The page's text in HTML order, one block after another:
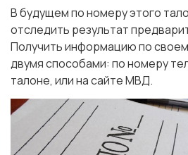
В будущем по номеру этого
отследить результат
Получить информацию по
двумя способами: по номеру
талоне, или на сайте МВД.